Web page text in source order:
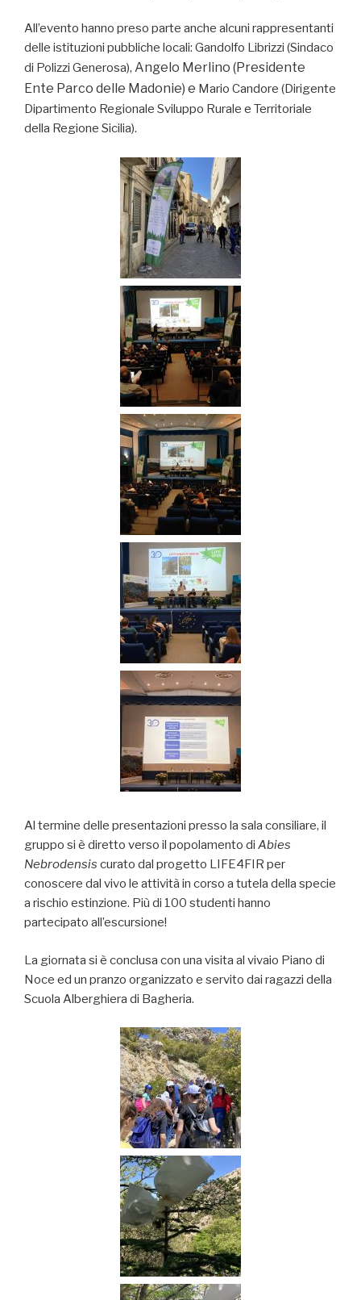
All’evento hanno preso parte anche alcuni rappresentanti
delle istituzioni pubbliche locali: Gandolfo Librizzi (Sindaco
di Polizzi Generosa), Angelo Merlino (Presidente
Ente Parco delle Madonie) e Mario Candore (Dirigente
Dipartimento Regionale Sviluppo Rurale e Territoriale
della Regione Sicilia).
Al termine delle presentazioni presso la sala consiliare, il
gruppo si è diretto verso il popolamento di Abies
Nebrodensis curato dal progetto LIFE4FIR per
conoscere dal vivo le attività in corso a tutela della specie
a rischio estinzione. Più di 100 studenti hanno
partecipato all’escursione!
La giornata si è conclusa con una visita al vivaio Piano di
Noce ed un pranzo organizzato e servito dai ragazzi della
Scuola Alberghiera di Bagheria.